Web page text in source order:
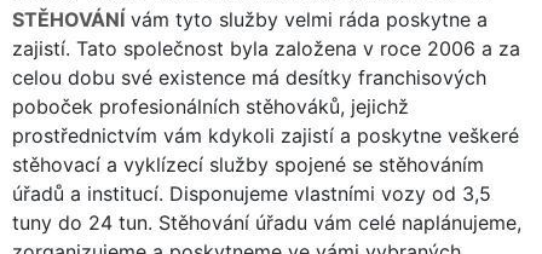
STĚHOVÁNÍ vám tyto služby velmi ráda poskytne a
zajistí. Tato společnost byla založena v roce 2006 a za
celou dobu své existence má desítky franchisových
poboček profesionálních stěhováků, jejichž
prostřednictvím vám kdykoli zajistí a poskytne veškeré
stěhovací a vyklízecí služby spojené se stěhováním
úřadů a institucí. Disponujeme vlastními vozy od 3,5
tuny do 24 tun. Stěhování úřadu vám celé naplánujeme,